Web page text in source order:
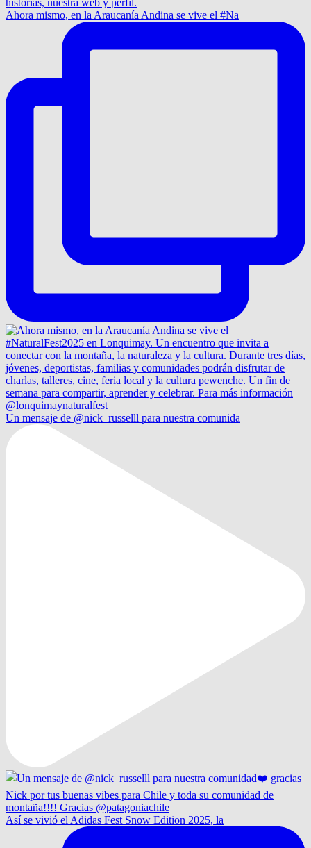
Ahora mismo, en la Araucanía Andina se vive el #Na
Un mensaje de @nick_russelll para nuestra comunida
Así se vivió el Adidas Fest Snow Edition 2025, la